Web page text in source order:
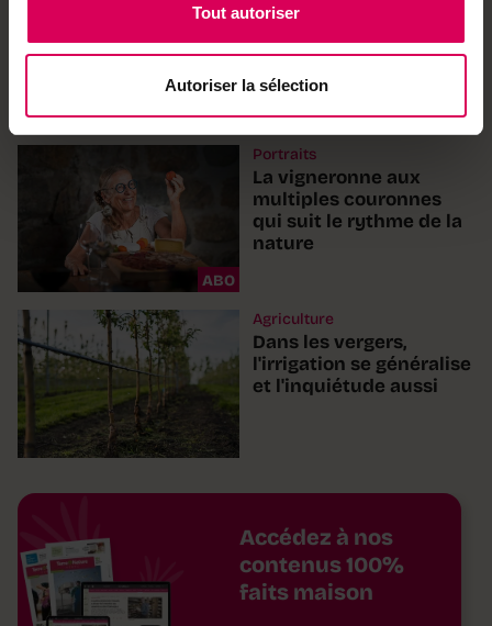
Tout autoriser
Autoriser la sélection
D'Etoy à la Guyane, une
surface à l'heure du
Marché-Concours
ABO
Portraits
La vigneronne aux
multiples couronnes
qui suit le rythme de la
nature
Agriculture
Dans les vergers,
l'irrigation se généralise
et l'inquiétude aussi
Accédez à nos
contenus 100%
faits maison